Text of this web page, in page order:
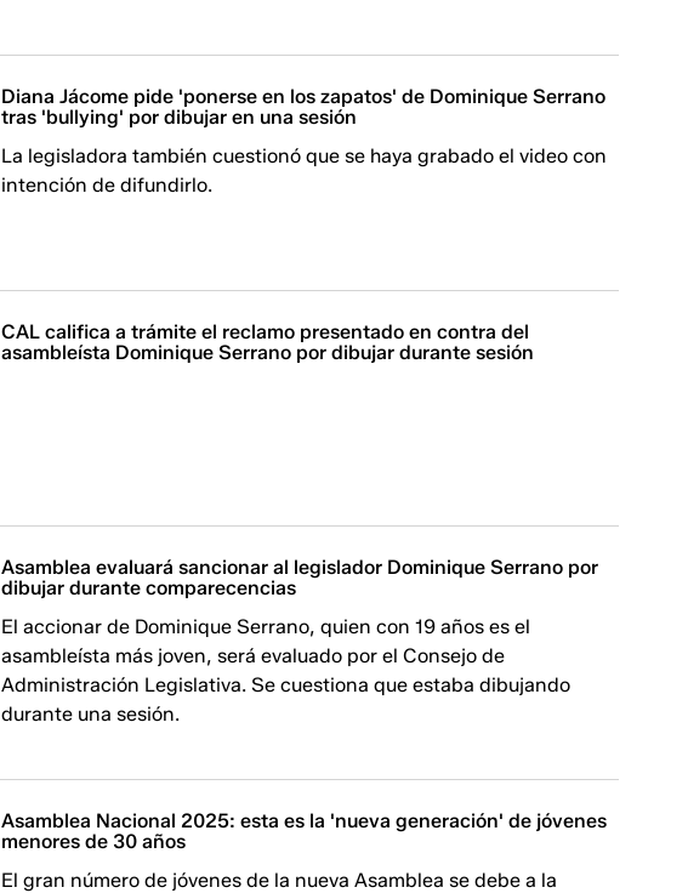
Diana Jácome pide 'ponerse en los zapatos' de Dominique Serrano
tras 'bullying' por dibujar en una sesión
La legisladora también cuestionó que se haya grabado el video con
intención de difundirlo.
CAL califica a trámite el reclamo presentado en contra del
asambleísta Dominique Serrano por dibujar durante sesión
Asamblea evaluará sancionar al legislador Dominique Serrano por
dibujar durante comparecencias
El accionar de Dominique Serrano, quien con 19 años es el
asambleísta más joven, será evaluado por el Consejo de
Administración Legislativa. Se cuestiona que estaba dibujando
durante una sesión.
Asamblea Nacional 2025: esta es la 'nueva generación' de jóvenes
menores de 30 años
El gran número de jóvenes de la nueva Asamblea se debe a la